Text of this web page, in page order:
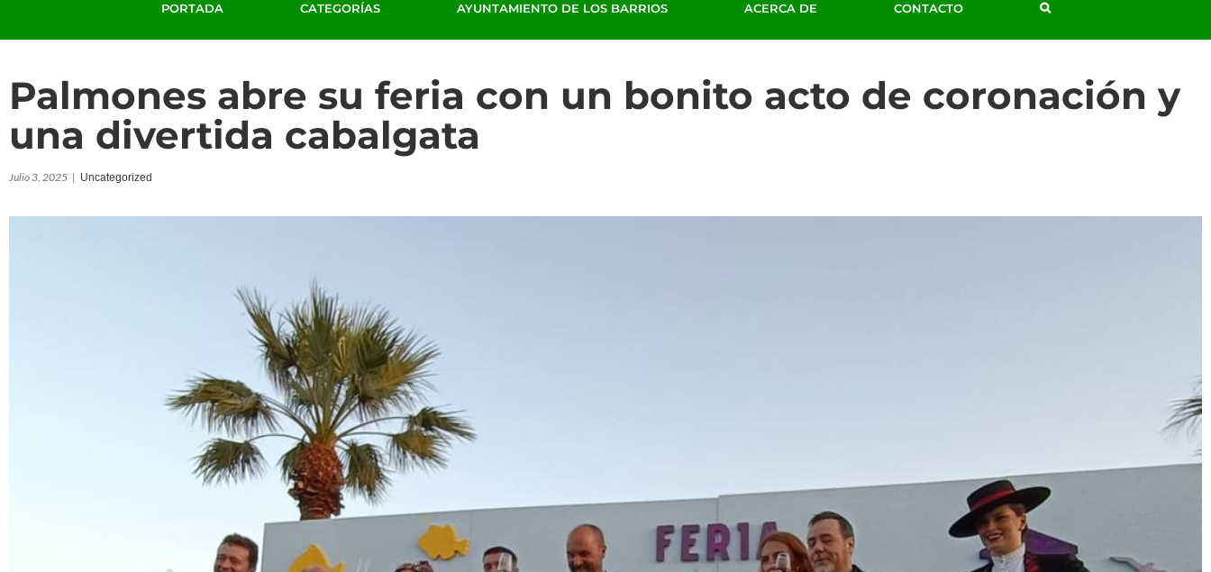
PORTADA CATEGORÍAS AYUNTAMIENTO DE LOS BARRIOS ACERCA DE CONTACTO
Palmones abre su feria con un bonito acto de coronación y
una divertida cabalgata
Julio 3, 2025 | Uncategorized